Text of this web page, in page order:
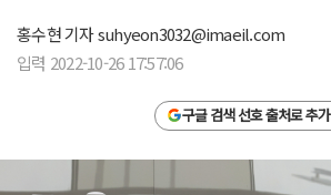
홍수현 기자suhyeon3032@imaeil.com
입력 2022-10-26 17:57:06
구글 검색 선호 출처로 추가